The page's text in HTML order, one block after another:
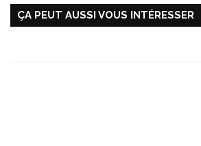
ÇA PEUT AUSSI VOUS INTÉRESSER